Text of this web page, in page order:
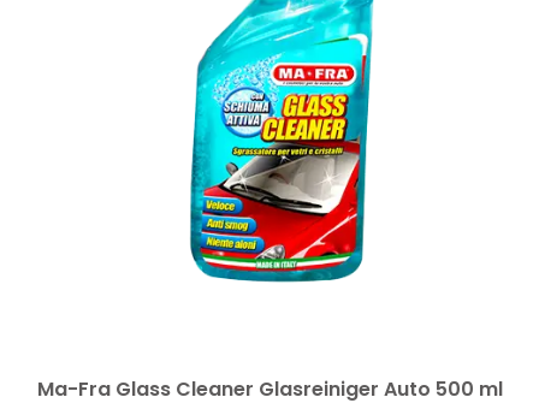
Ma-Fra Glass Cleaner Glasreiniger Auto 500 ml